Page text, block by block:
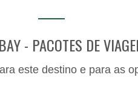
- PACOTES DE
este destino e para as